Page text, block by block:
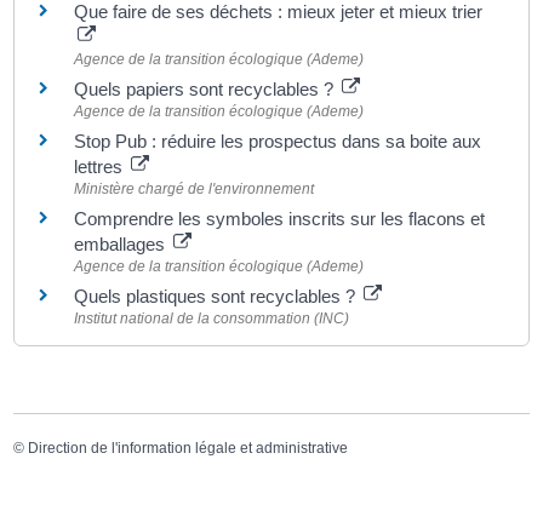
Que faire de ses déchets : mieux jeter et mieux trier
Agence de la transition écologique (Ademe)
Quels papiers sont recyclables ?
Agence de la transition écologique (Ademe)
Stop Pub : réduire les prospectus dans sa boite aux
lettres
Ministère chargé de l'environnement
Comprendre les symboles inscrits sur les flacons et
emballages
Agence de la transition écologique (Ademe)
Quels plastiques sont recyclables ?
Institut national de la consommation (INC)
© Direction de l'information légale et administrative